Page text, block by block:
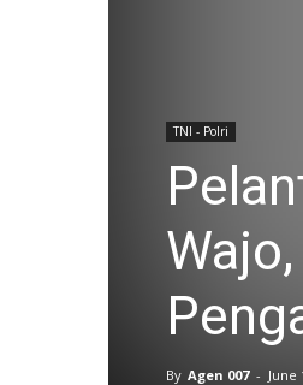
TNI - Polri
By Agen 007 - June